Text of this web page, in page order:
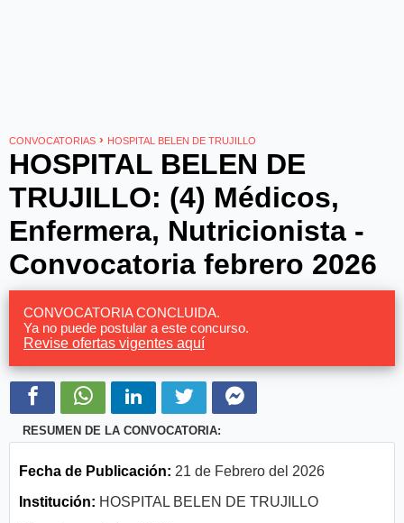
CONVOCATORIAS › HOSPITAL BELEN DE TRUJILLO
HOSPITAL BELEN DE
TRUJILLO: (4) Médicos,
Enfermera, Nutricionista -
Convocatoria febrero 2026
CONVOCATORIA CONCLUIDA.
Ya no puede postular a este concurso.
Revise ofertas vigentes aquí
RESUMEN DE LA CONVOCATORIA:
Fecha de Publicación: 21 de Febrero del 2026
Institución: HOSPITAL BELEN DE TRUJILLO